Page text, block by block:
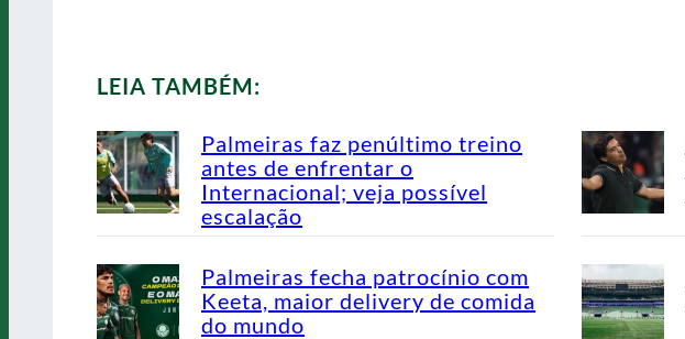
LEIA TAMBÉM:
Palmeiras faz penúltimo treino
antes de enfrentar o
Internacional; veja possível
escalação
Palmeiras fecha patrocínio com
Keeta, maior delivery de comida
do mundo